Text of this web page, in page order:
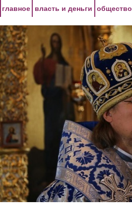
главное власть и деньги общество